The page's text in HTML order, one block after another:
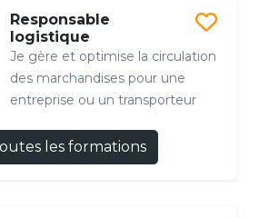
Responsable
logistique
Je gère et optimise la circulation
des marchandises pour une
entreprise ou un transporteur
les formations